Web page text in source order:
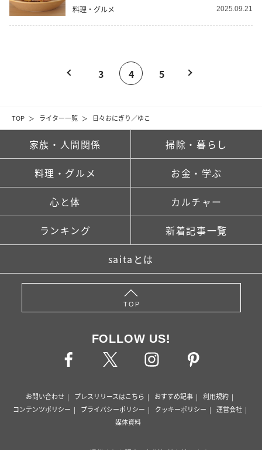
TOP ライター一覧 日々おにぎり／ゆこ
料理・グルメ 2025.09.21
3 4 5
家族・人間関係 掃除・暮らし
料理・グルメ お金・学ぶ
心と体 カルチャー
ランキング 新着記事一覧
saitaとは
TOP
FOLLOW US!
お問い合わせ プレスリリースはこちら おすすめ記事
利用規約
コンテンツポリシー
プライバシーポリシー クッキーポリシー
運営会社
媒体資料